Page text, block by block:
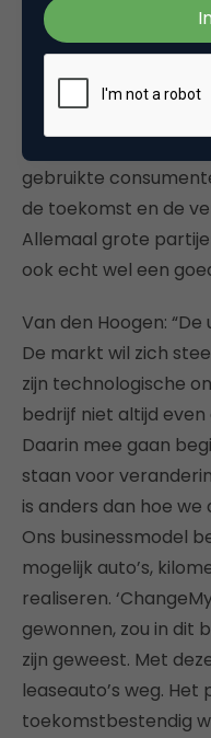
Burki: “Er treden
Amazon is nu in
lease, de eerste
Daarnaast zie je
gebruikte
de toekomst en de
Allemaal grote
ook echt wel een
Van den Hoogen: “De
De markt wil zich
zijn technologische
bedrijf niet altijd
Daarin mee gaan
staan voor
is anders dan hoe
Ons businessmodel
mogelijk auto’s,
realiseren.
gewonnen, zou in dit
zijn geweest. Met
leaseauto’s weg.
toekomstbestendig